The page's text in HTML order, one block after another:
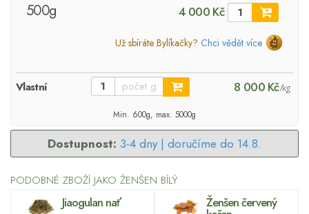
500g 4 000 Kč
Už sbíráte Bylíkačky? Chci vědět více
Vlastní 8 000 Kč/kg
Min. 600g, max. 5000g
Dostupnost: 3-4 dny | doručíme do 14.8.
PODOBNÉ ZBOŽÍ JAKO ŽENŠEN BÍLÝ
Jiaogulan nať Ženšen červený